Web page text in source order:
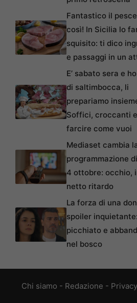
Fantastico il
così! In Sicilia lo
squisito: ti dico
e passaggi in un
E’ sabato sera e
di saltimbocca, li
prepariamo
Soffici, croccanti
farcire come vuoi
Mediaset cambia
programmazione
4 ottobre: occhio,
netto ritardo
La forza di una
spoiler inquietante:
picchiato e
nel bosco
Chi siamo - Redazione -